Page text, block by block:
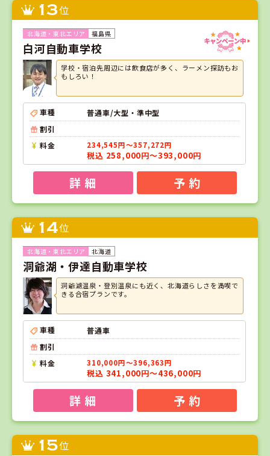
13位
福島県
白河自動車学校
学校・宿泊先周辺には飲食店が多く、ラーメン探訪もお
もしろい！
車種
普通車/大型・準中型
割引
料金
234,545円～357,272円
税込 258,000円～393,000円
詳 細 予 約
14位
北海道
洞爺湖・伊達自動車学校
洞爺湖温泉・登別温泉にも近く、北海道らしさを満喫で
きる合宿プランです。
車種
普通車
割引
料金
310,000円～396,363円
税込 341,000円～436,000円
詳 細 予 約
15位